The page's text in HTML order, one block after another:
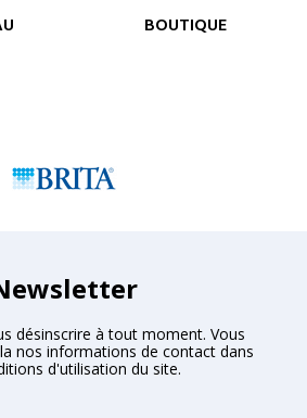
BOUTIQUE
désinscrire à tout moment. Vous
nos informations de contact dans
d'utilisation du site.